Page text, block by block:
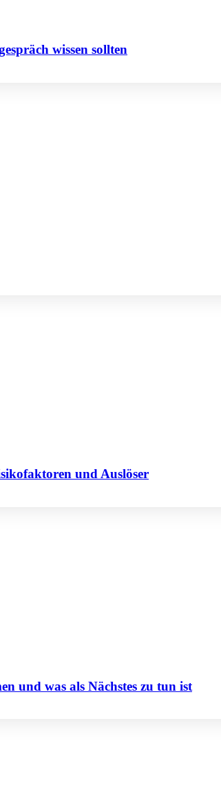
wissen sollten
und Auslöser
und was als Nächstes zu tun ist